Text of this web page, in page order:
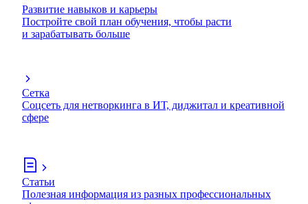
Развитие навыков и карьеры
Постройте свой план обучения, чтобы расти
и зарабатывать больше
Сетка
Соцсеть для нетворкинга в ИТ, диджитал и креативной
сфере
Статьи
Полезная информация из разных профессиональных